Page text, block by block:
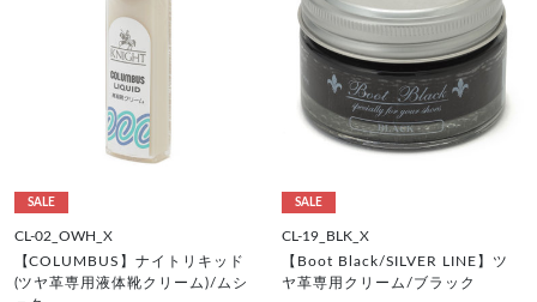
SALE
CL-02_OWH_X
【COLUMBUS】ナイトリキッド
(ツヤ革専用液体靴クリーム)/ムシ
SALE
CL-19_BLK_X
【Boot Black/SILVER LINE】ツ
ヤ革専用クリーム/ブラック